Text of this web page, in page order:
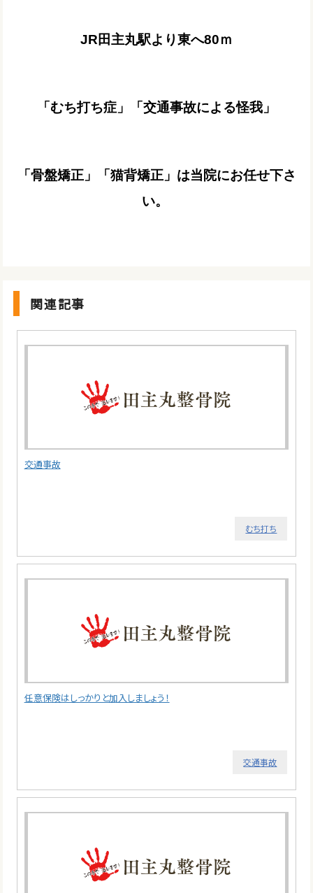
JR田主丸駅より東へ80ｍ
「むち打ち症」「交通事故による怪我」
「骨盤矯正」「猫背矯正」は当院にお任せ下さ
い。
関連記事
交通事故
むち打ち
任意保険はしっかりと加入しましょう！
交通事故